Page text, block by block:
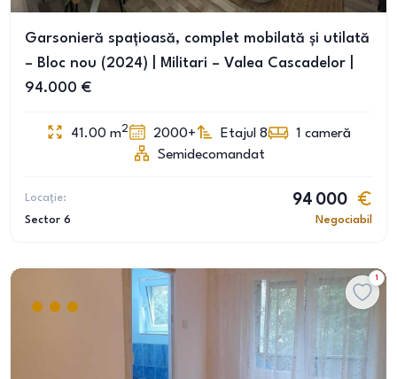
Garsonieră spațioasă, complet mobilată și utilată
– Bloc nou (2024) | Militari – Valea Cascadelor |
94.000 €
41.00 m2 2000+ Etajul 8 1 cameră
Semidecomandat
Locație:
Sector 6
94 000
Negociabil
1